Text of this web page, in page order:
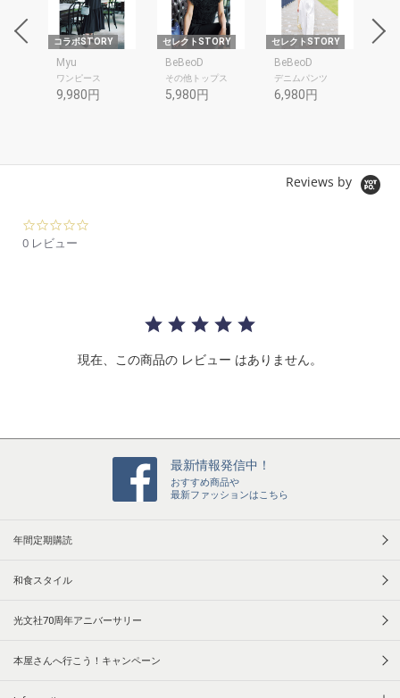
コラボSTORY
Myu
ワンピース
9,980円
セレクトSTORY
BeBeoD
その他トップス
5,980円
セレクトSTORY
BeBeoD
デニムパンツ
6,980円
Reviews by
i
0 レビュー
現在、この商品の レビュー はありません。
最新情報発信中！
おすすめ商品や
最新ファッションはこちら
年間定期購読
和食スタイル
光文社70周年アニバーサリー
本屋さんへ行こう！キャンペーン